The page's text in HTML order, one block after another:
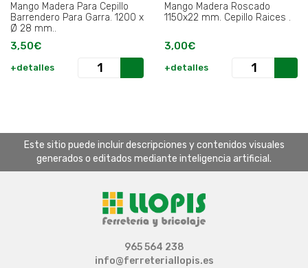
Mango Madera Para Cepillo
Barrendero Para Garra. 1200 x
Ø 28 mm..
3,50€
+detalles
Mango Madera Roscado
1150x22 mm. Cepillo Raices .
3,00€
+detalles
Este sitio puede incluir descripciones y contenidos visuales
generados o editados mediante inteligencia artificial.
965 564 238
info@ferreteriallopis.es